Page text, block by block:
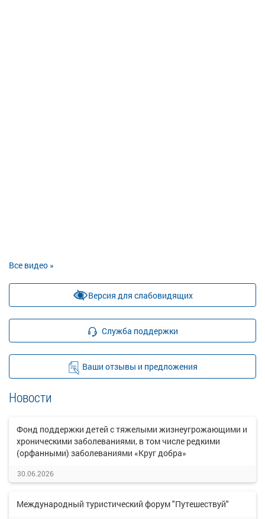
Все видео »
Версия для слабовидящих
Служба поддержки
Ваши отзывы и предложения
Новости
Фонд поддержки детей с тяжелыми жизнеугрожающими и
хроническими заболеваниями, в том числе редкими
(орфанными) заболеваниями «Круг добра»
30.06.2026
Международный туристический форум "Путешествуй"